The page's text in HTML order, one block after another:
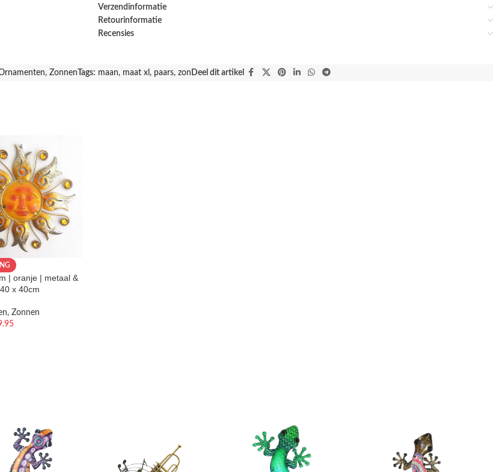
Verzendinformatie
Retourinformatie
Recensies
, Zonnen Tags: maan, maat xl , paars, zon Deel dit artikel
| oranje | metaal &
x 40cm
, Zonnen